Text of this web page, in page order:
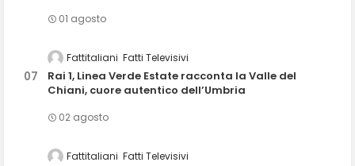
01 agosto
Fattitaliani Fatti Televisivi
Rai 1, Linea Verde Estate racconta la Valle del
Chiani, cuore autentico dell’Umbria
02 agosto
Fattitaliani Fatti Televisivi